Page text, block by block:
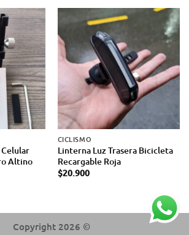
Altino
CICLISMO
Linterna Luz Trasera Bicicleta
Recargable Roja
$20.900
Copyright 2026 ©